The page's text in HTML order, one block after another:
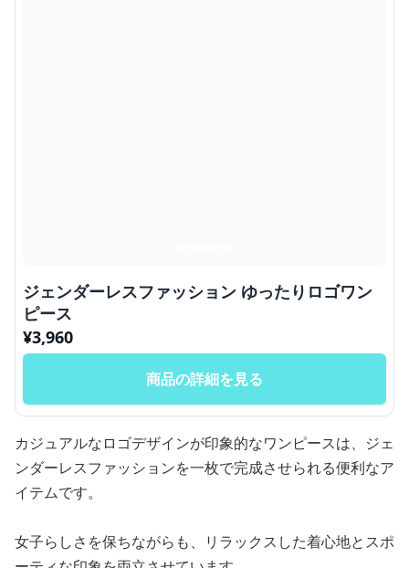
ジェンダーレスファッション ゆったりロゴワン
ピース
¥3,960
商品の詳細を見る
カジュアルなロゴデザインが印象的なワンピースは、ジェ
ンダーレスファッションを一枚で完成させられる便利なア
イテムです。
女子らしさを保ちながらも、リラックスした着心地とスポ